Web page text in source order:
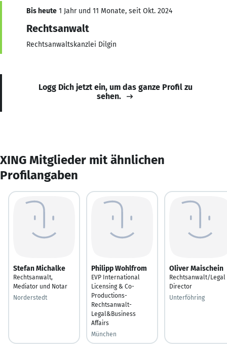
Bis heute 1 Jahr und 11 Monate, seit Okt. 2024
Rechtsanwalt
Rechtsanwaltskanzlei Dilgin
Logg Dich jetzt ein, um das ganze Profil zu
sehen.
XING Mitglieder mit ähnlichen
Profilangaben
Stefan Michalke
Rechtsanwalt,
Mediator und Notar
Norderstedt
Philipp Wohlfrom
EVP International
Licensing & Co-
Productions-
Rechtsanwalt-
Legal&Business
Affairs
München
Oliver Maischein
Rechtsanwalt/Legal
Director
Unterföhring